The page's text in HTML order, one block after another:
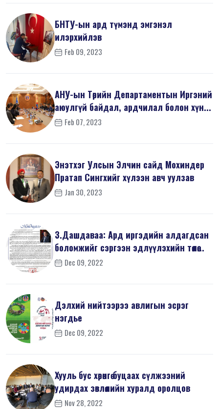
БНТУ-ын ард түмэнд эмгэнэл
илэрхийлэв
Feb 09, 2023
АНУ-ын Төрийн Департаментын Иргэний
аюулгүй байдал, ардчилал болон хүн...
Feb 07, 2023
Энэтхэг Улсын Элчин сайд Мохиндер
Пратап Сингхийг хүлээн авч уулзав
Jan 30, 2023
З.Дашдаваа: Ард иргэдийн алдагдсан
боломжийг сэргээн эдлүүлэхийн төлөө...
Dec 09, 2022
Дэлхий нийтээрээ авлигын эсрэг
нэгдье
Dec 09, 2022
Хууль бус хөрөнгө буцаах сүлжээний
удирдах зөвлөлийн хуралд оролцов
Nov 28, 2022